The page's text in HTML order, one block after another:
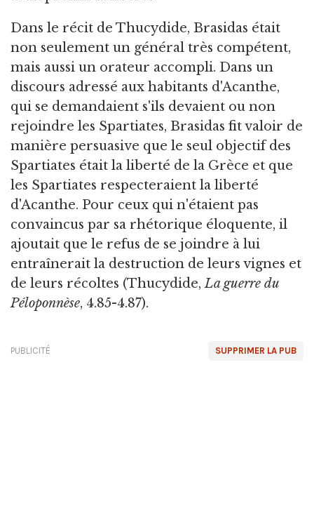
Dans le récit de Thucydide, Brasidas était
non seulement un général très compétent,
mais aussi un orateur accompli. Dans un
discours adressé aux habitants d'Acanthe,
qui se demandaient s'ils devaient ou non
rejoindre les Spartiates, Brasidas fit valoir de
manière persuasive que le seul objectif des
Spartiates était la liberté de la Grèce et que
les Spartiates respecteraient la liberté
d'Acanthe. Pour ceux qui n'étaient pas
convaincus par sa rhétorique éloquente, il
ajoutait que le refus de se joindre à lui
entraînerait la destruction de leurs vignes et
de leurs récoltes (Thucydide,La guerre du
Péloponnèse, 4.85-4.87).
SUPPRIMER LA PUB
PUBLICITÉ